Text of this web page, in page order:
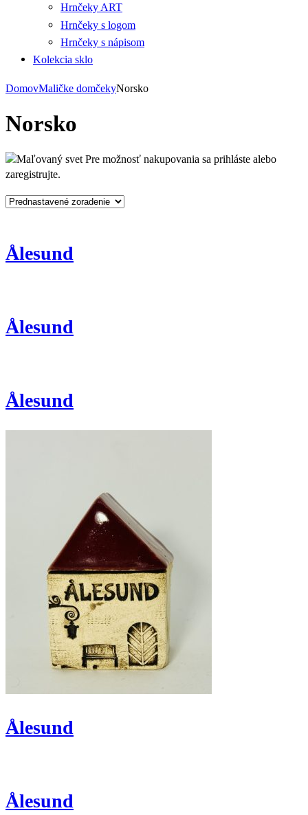
Hrnčeky ART
Hrnčeky s logom
Hrnčeky s nápisom
Kolekcia sklo
DomovMaličke domčekyNorsko
Norsko
Pre možnosť nakupovania sa prihláste alebo
zaregistrujte.
Ålesund
Ålesund
Ålesund
Ålesund
Ålesund